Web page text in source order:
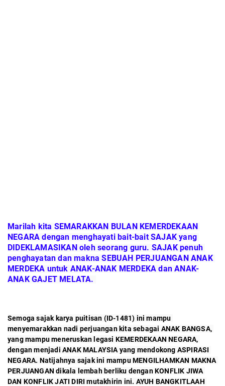
Marilah kita SEMARAKKAN BULAN KEMERDEKAAN
NEGARA dengan menghayati bait-bait SAJAK yang
DIDEKLAMASIKAN oleh seorang guru. SAJAK penuh
penghayatan dan makna SEBUAH PERJUANGAN ANAK
MERDEKA untuk ANAK-ANAK MERDEKA dan ANAK-
ANAK GAJET MELATA.
Semoga sajak karya puitisan (ID-1481) ini mampu
menyemarakkan nadi perjuangan kita sebagai ANAK BANGSA,
yang mampu meneruskan legasi KEMERDEKAAN NEGARA,
dengan menjadi ANAK MALAYSIA yang mendokong ASPIRASI
NEGARA. Natijahnya sajak ini mampu MENGILHAMKAN MAKNA
PERJUANGAN dikala lembah berliku dengan KONFLIK JIWA
DAN KONFLIK JATI DIRI mutakhirin ini. AYUH BANGKITLAAH